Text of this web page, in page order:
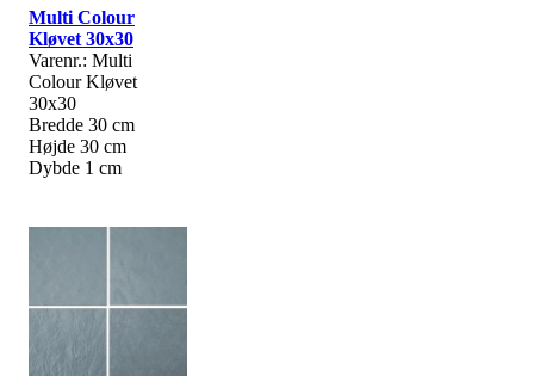
Multi Colour
Kløvet 30x30
Varenr.: Multi
Colour Kløvet
30x30
Bredde 30 cm
Højde 30 cm
Dybde 1 cm